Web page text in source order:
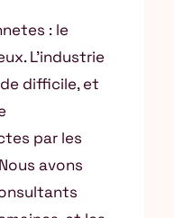
: le
L’industrie
difficile, et
par les
avons